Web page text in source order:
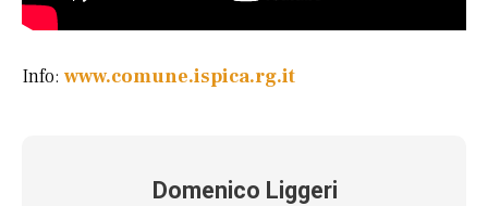
Info: www.comune.ispica.rg.it
Domenico Liggeri